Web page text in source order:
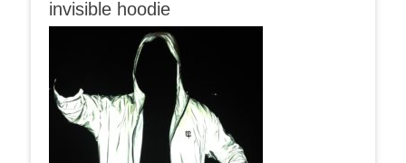
invisible hoodie